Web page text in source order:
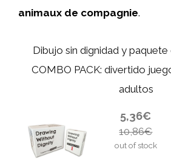
animaux de compagnie.
Dibujo sin dignidad y paquete
COMBO PACK: divertido
adultos
5,36€
10,86€
out of stock